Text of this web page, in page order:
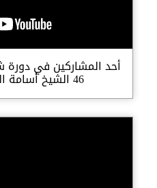
أحد المشاركين في
46 الشيخ أسامة الوافي من تونس